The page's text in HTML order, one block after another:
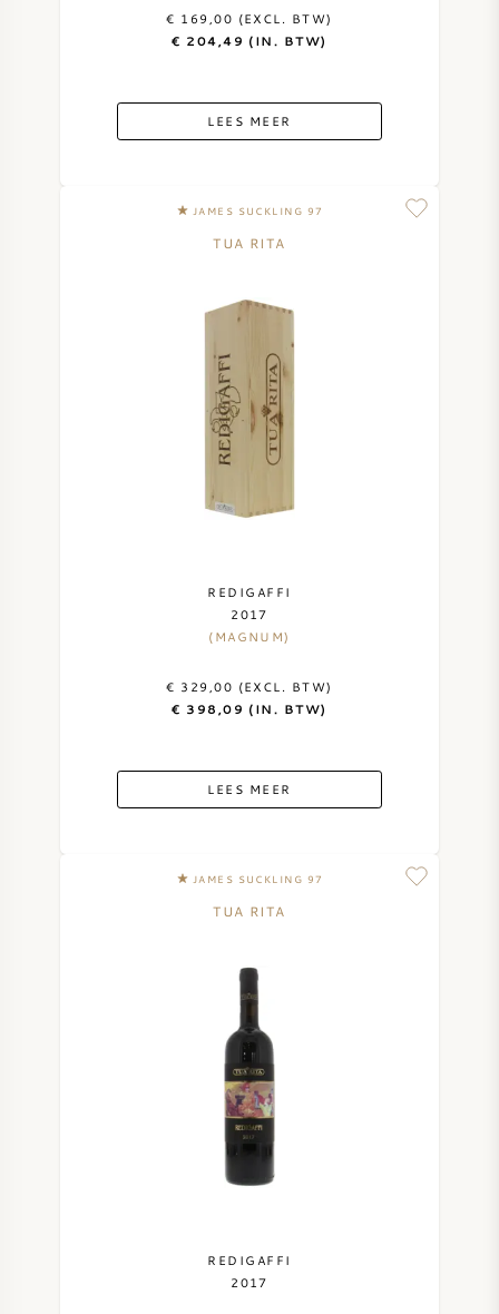
€ 169,00 (EXCL. BTW)
€ 204,49 (IN. BTW)
LEES MEER
JAMES SUCKLING 97
TUA RITA
REDIGAFFI
2017
(MAGNUM)
€ 329,00 (EXCL. BTW)
€ 398,09 (IN. BTW)
LEES MEER
JAMES SUCKLING 97
TUA RITA
REDIGAFFI
2017